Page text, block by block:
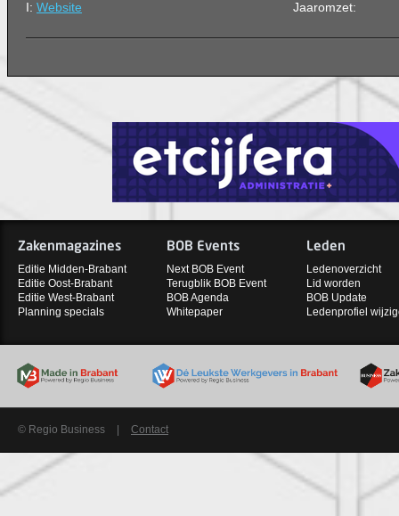
I: Website
Jaaromzet:
Zakenmagazines
Editie Midden-Brabant
Editie Oost-Brabant
Editie West-Brabant
Planning specials
BOB Events
Next BOB Event
Terugblik BOB Event
BOB Agenda
Whitepaper
Leden
Ledenoverzicht
Lid worden
BOB Update
Ledenprofiel
© Regio Business | Contact